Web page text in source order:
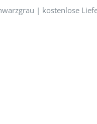
| kostenlose